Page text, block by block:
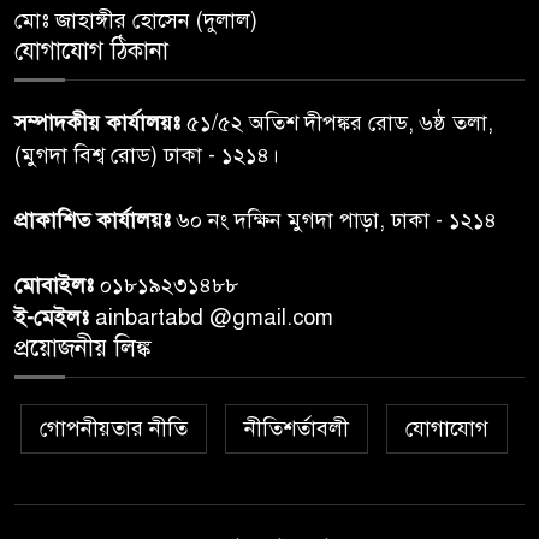
ঝড়বৃষ্টির পূর্বাভাস
৬
অনুশ্রীর, মিলল হারমোনিয়াম
উপহার
৭
২০ আগস্ট রাষ্ট্রপতি নির্বাচন,
বান্দরবান বিজিবি সেক্টর সদর দপ্তর
৯
বান্দরবানের লংলেই পাড়ায়
মোঃ জাহাঙ্গীর হোসেন (দুলাল)
যোগাযোগ ঠিকানা
সম্পাদকীয় কার্যালয়ঃ ৫১/৫২ অতিশ দীপঙ্কর রোড, ৬ষ্ঠ তলা,
(মুগদা বিশ্ব রোড) ঢাকা - ১২১৪।
প্রাকাশিত কার্যালয়ঃ৬০ নং দক্ষিন মুগদা পাড়া, ঢাকা - ১২১৪
মোবাইলঃ ০১৮১৯২৩১৪৮৮
ই-মেইলঃ ainbartabd @gmail.com
প্রয়োজনীয় লিঙ্ক
গোপনীয়তার নীতি নীতিশর্তাবলী যোগাযোগ